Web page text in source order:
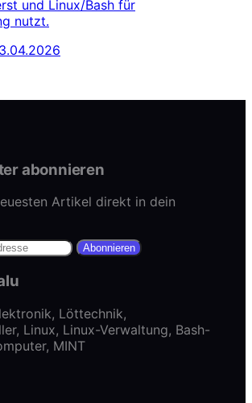
und Linux/Bash für
nutzt.
abonnieren
Artikel direkt in dein
Abonnieren
Löttechnik,
Linux, Linux-Verwaltung, Bash-
MINT